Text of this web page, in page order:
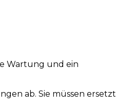
Wartung und ein
ab. Sie müssen ersetzt